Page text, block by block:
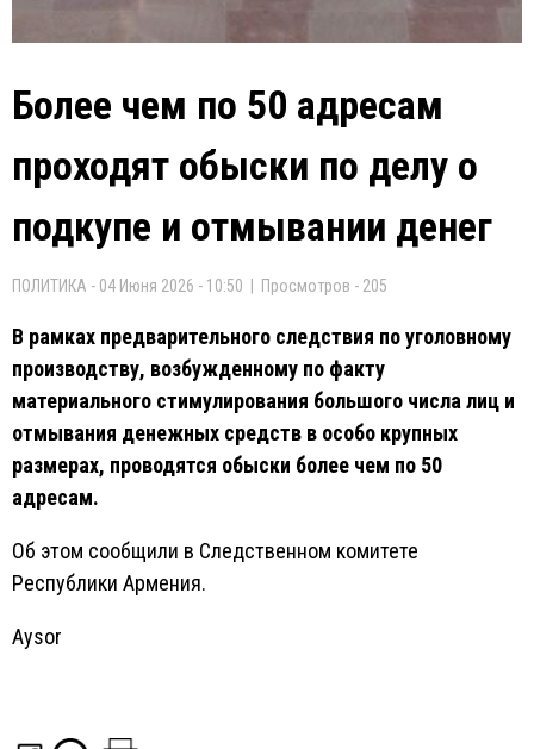
Более чем по 50 адресам
проходят обыски по делу о
подкупе и отмывании денег
ПОЛИТИКА - 04 Июня 2026 - 10:50 | Просмотров - 205
В рамках предварительного следствия по уголовному
производству, возбужденному по факту
материального стимулирования большого числа лиц и
отмывания денежных средств в особо крупных
размерах, проводятся обыски более чем по 50
адресам.
Об этом сообщили в Следственном комитете
Республики Армения.
Aysor